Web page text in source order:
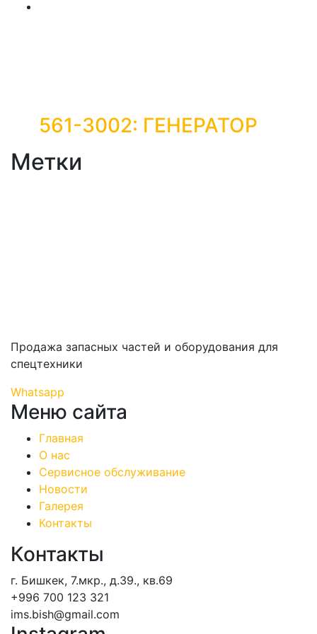
561-3002: ГЕНЕРАТОР
Метки
Продажа запасных частей и оборудования для
спецтехники
Whatsapp
Меню сайта
Главная
О нас
Сервисное обслуживание
Новости
Галерея
Контакты
Контакты
г. Бишкек, 7.мкр., д.39., кв.69
+996 700 123 321
ims.bish@gmail.com